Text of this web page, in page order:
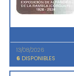
13/08/2026
6 DISPONIBLES